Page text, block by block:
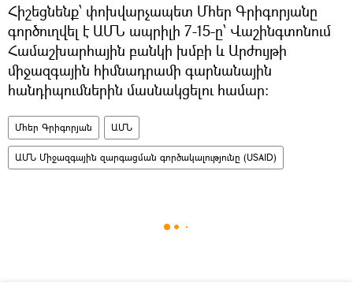
Հիշեցնենք՝ փոխվարչապետ Մհեր Գրիգորյանը
գործուղվել է ԱՄՆ ապրիլի 7-15-ը՝ Վաշինգտոնում
Համաշխարհային բանկի խմբի և Արժույթի
միջազգային հիմնադրամի գարնանային
հանդիպումներին մասնակցելու համար:
Մհեր Գրիգորյան ԱՄՆ
ԱՄՆ Միջազգային զարգացման գործակալությունը (USAID)